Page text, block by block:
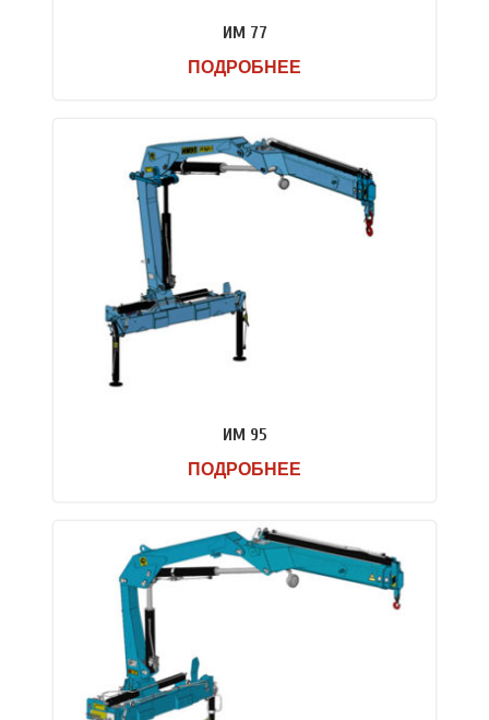
ИМ 77
ПОДРОБНЕЕ
ИМ 95
ПОДРОБНЕЕ